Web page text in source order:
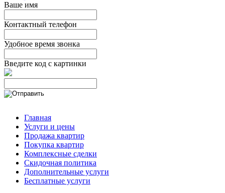
Ваше имя
Контактный телефон
Удобное время звонка
Введите код с картинки
Главная
Услуги и цены
Продажа квартир
Покупка квартир
Комплексные сделки
Скидочная политика
Дополнительные услуги
Бесплатные услуги